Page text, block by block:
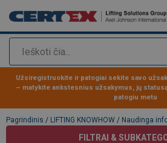
Paieška
Produktas buvo pridėtas prie jūsų
Užsiregistruokite ir patogiai sekite savo
– matykite ankstesnius užsakymus, jų
patogiu metu
Pagrindinis / LIFTING KNOWHOW / Naudinga
FILTRAI &